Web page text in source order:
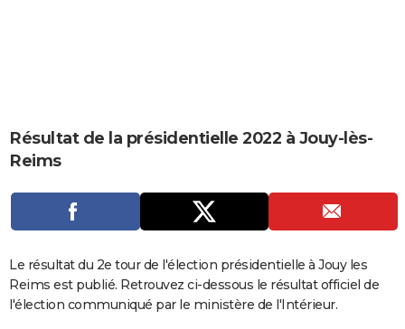
CARTE DE VOEUX
Carte de Noël
Carte Bonne année
Carte Saint-Valentin
Carte Pâques
Carte d'anniversaire
DICTIONNAIRE
Dictionnaire
Biographies
Expressions
Proverbes
PROGRAMME TV
S'inscrire
Se connecter
Lycées
Collèges
Primaires
Universités
Entreprises
Service militaire
Avis de recherche
AVIS DE DÉCÈS
Résultat de la présidentielle 2022 à Jouy-lès-
Reims
Le résultat du 2e tour de l'élection présidentielle à Jouy les
Reims est publié. Retrouvez ci-dessous le résultat officiel de
l'élection communiqué par le ministère de l'Intérieur.